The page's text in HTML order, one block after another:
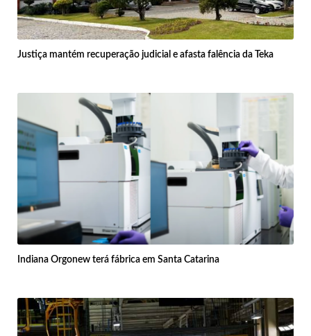
Justiça mantém recuperação judicial e afasta falência da Teka
Indiana Orgonew terá fábrica em Santa Catarina